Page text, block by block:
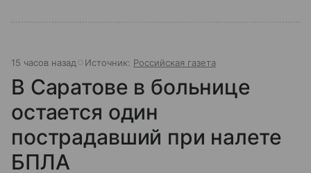
15 часов назад Источник: Российская газета
В Саратове в больнице
остается один
пострадавший при налете
БПЛА